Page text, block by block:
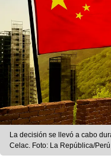
La decisión se llevó a cabo
Celac. Foto: La República/